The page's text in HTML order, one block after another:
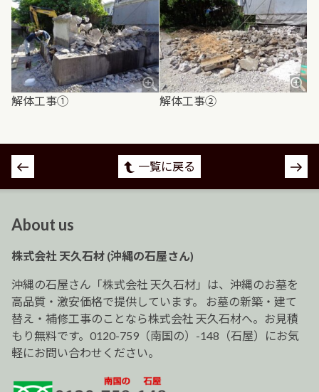
解体工事① 解体工事②
投
稿
ゲ
ー
シ
ョ
ン
一覧に戻る
About us
株式会社 天久石材 (沖縄の石屋さん)
沖縄の石屋さん「株式会社 天久石材」は、沖縄のお墓を
高品質・激安価格で提供しています。 お墓の新築・建て
替え・補修工事のことなら株式会社 天久石材へ。お見積
もり無料です。0120-759（南国の）-148（石屋）にお気
軽にお問い合わせください。